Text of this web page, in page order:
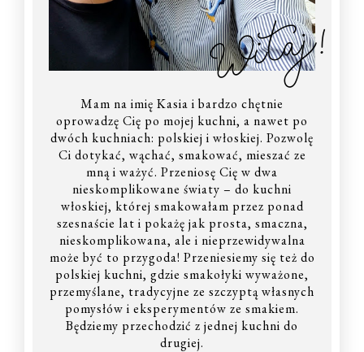
Witaj!
Mam na imię Kasia i bardzo chętnie
oprowadzę Cię po mojej kuchni, a nawet po
dwóch kuchniach: polskiej i włoskiej. Pozwolę
Ci dotykać, wąchać, smakować, mieszać ze
mną i ważyć. Przeniosę Cię w dwa
nieskomplikowane światy – do kuchni
włoskiej, której smakowałam przez ponad
szesnaście lat i pokażę jak prosta, smaczna,
nieskomplikowana, ale i nieprzewidywalna
może być to przygoda! Przeniesiemy się też do
polskiej kuchni, gdzie smakołyki wyważone,
przemyślane, tradycyjne ze szczyptą własnych
pomysłów i eksperymentów ze smakiem.
Będziemy przechodzić z jednej kuchni do
drugiej.